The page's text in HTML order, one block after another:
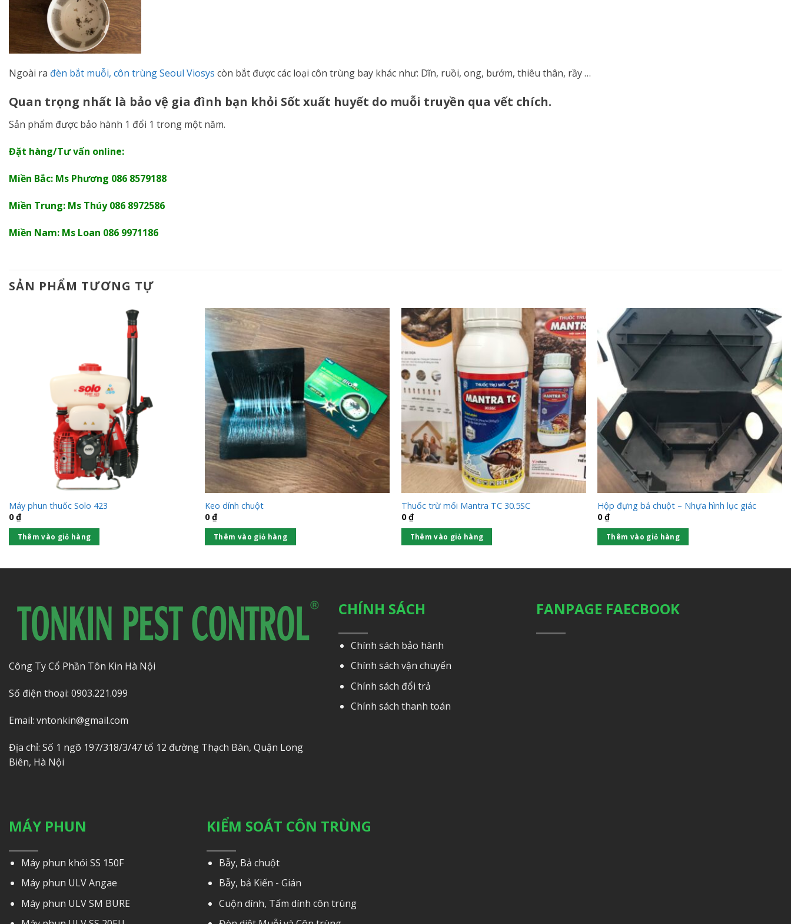
Ngoài ra đèn bắt muỗi, côn trùng Seoul Viosys còn bắt được các loại côn trùng bay khác như: Dĩn, ruồi, ong, bướm, thiêu thân, rầy …
Quan trọng nhất là bảo vệ gia đình bạn khỏi Sốt xuất huyết do muỗi truyền qua vết chích.
Sản phẩm được bảo hành 1 đổi 1 trong một năm.
Đặt hàng/Tư vấn online:
Miền Bắc: Ms Phương 086 8579188
Miền Trung: Ms Thúy 086 8972586
Miền Nam: Ms Loan 086 9971186
SẢN PHẨM TƯƠNG TỰ
Máy phun thuốc Solo 423
0₫
Thêm vào giỏ hàng
Keo dính chuột
0₫
Thêm vào giỏ hàng
Thuốc trừ mối Mantra TC 30.5SC
0₫
Thêm vào giỏ hàng
Hộp đựng bả chuột – Nhựa hình lục giác
0₫
Thêm vào giỏ hàng
Công Ty Cổ Phần Tôn Kin Hà Nội
Số điện thoại: 0903.221.099
Email: vntonkin@gmail.com
Địa chỉ: Số 1 ngõ 197/318/3/47 tổ 12 đường Thạch Bàn, Quận Long
Biên, Hà Nội
CHÍNH SÁCH
Chính sách bảo hành
Chính sách vận chuyển
Chính sách đổi trả
Chính sách thanh toán
FANPAGE FAECBOOK
MÁY PHUN
Máy phun khói SS 150F
Máy phun ULV Angae
Máy phun ULV SM BURE
KIỂM SOÁT CÔN TRÙNG
Bẫy, Bả chuột
Bẫy, bả Kiến - Gián
Cuộn dính, Tấm dính côn trùng